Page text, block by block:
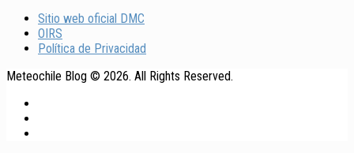
Sitio web oficial DMC
OIRS
Política de Privacidad
Meteochile Blog © 2026. All Rights Reserved.